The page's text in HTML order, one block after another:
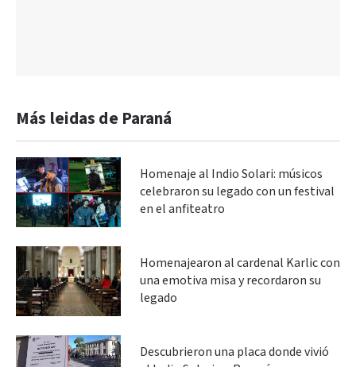
Más leidas de Paraná
Homenaje al Indio Solari: músicos
celebraron su legado con un festival
en el anfiteatro
Homenajearon al cardenal Karlic con
una emotiva misa y recordaron su
legado
Descubrieron una placa donde vivió